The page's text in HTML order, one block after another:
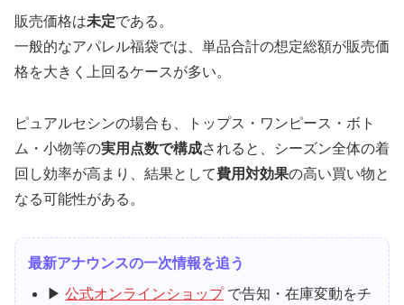
販売価格は未定である。
一般的なアパレル福袋では、単品合計の想定総額が販売価
格を大きく上回るケースが多い。
ピュアルセシンの場合も、トップス・ワンピース・ボト
ム・小物等の実用点数で構成されると、シーズン全体の着
回し効率が高まり、結果として費用対効果の高い買い物と
なる可能性がある。
最新アナウンスの一次情報を追う
▶公式オンラインショップ で告知・在庫変動をチ